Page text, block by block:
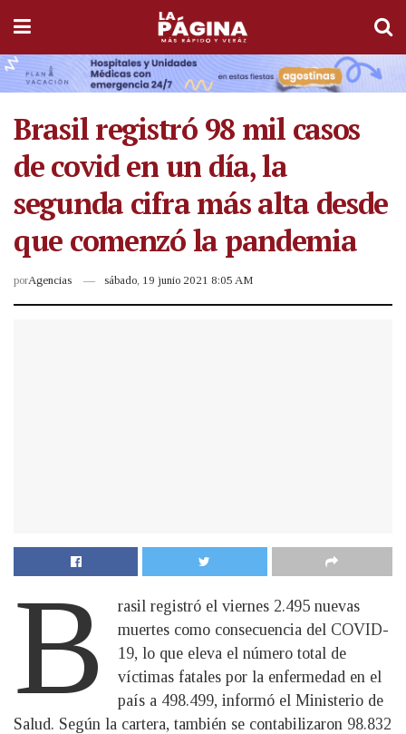
Brasil registró 98 mil casos
de covid en un día, la
segunda cifra más alta desde
que comenzó la pandemia
porAgencias sábado, 19 junio 2021 8:05 AM
B
rasil registró el viernes 2.495 nuevas
muertes como consecuencia del COVID-
19, lo que eleva el número total de
víctimas fatales por la enfermedad en el
país a 498.499, informó el Ministerio de
Salud. Según la cartera, también se contabilizaron 98.832